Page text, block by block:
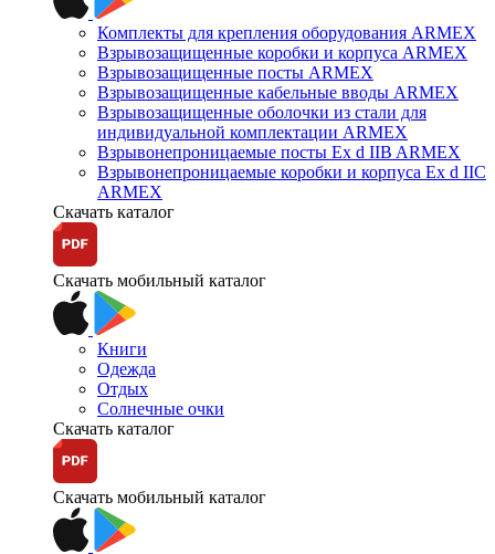
Комплекты для крепления оборудования ARMEX
Взрывозащищенные коробки и корпуса ARMEX
Взрывозащищенные посты ARMEX
Взрывозащищенные кабельные вводы ARMEX
Взрывозащищенные оболочки из стали для
индивидуальной комплектации ARMEX
Взрывонепроницаемые посты Ex d IIB ARMEX
Взрывонепроницаемые коробки и корпуса Ex d IIС
ARMEX
Скачать каталог
Скачать мобильный каталог
Книги
Одежда
Отдых
Солнечные очки
Скачать каталог
Скачать мобильный каталог